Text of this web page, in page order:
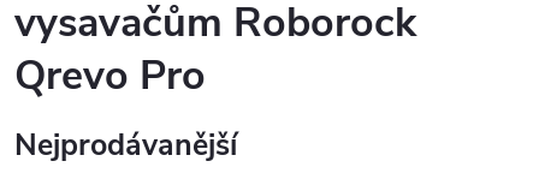
vysavačům Roborock
Qrevo Pro
Nejprodávanější